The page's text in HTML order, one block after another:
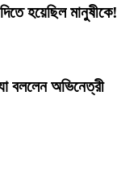
হয়েছিল মানুষীকে!
বললেন অভিনেত্রী